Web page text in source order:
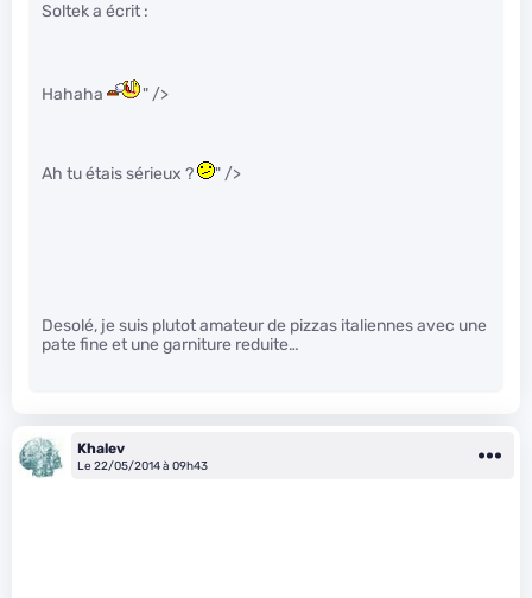
Soltek a écrit :
Hahaha " />
Ah tu étais sérieux ? " />
Desolé, je suis plutot amateur de pizzas italiennes avec une
pate fine et une garniture reduite…
Khalev
Le 22/05/2014 à 09h43